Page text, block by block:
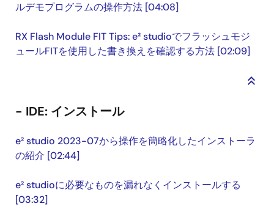
ルデモプログラムの操作方法 [04:08]
RX Flash Module FIT Tips: e² studioでフラッシュモジ
ュールFITを使用した書き換えを確認する方法 [02:09]
keyboard_double_arrow_up
- IDE: インストール
e² studio 2023-07から操作を簡略化したインストーラ
の紹介 [02:44]
e² studioに必要なものを漏れなくインストールする
[03:32]